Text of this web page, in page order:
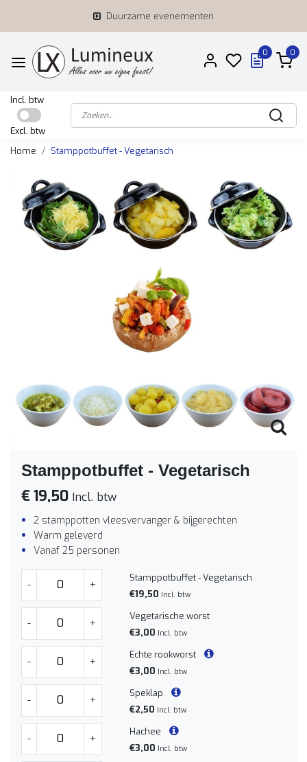
Duurzame evenementen
0 0
Incl. btw
Excl. btw
Home
Stamppotbuffet - Vegetarisch
Stamppotbuffet - Vegetarisch
€ 19,50 Incl. btw
2 stamppotten vleesvervanger & bijgerechten
Warm geleverd
Vanaf 25 personen
- +
Stamppotbuffet - Vegetarisch
€19,50 Incl. btw
- +
Vegetarische worst
€3,00 Incl. btw
- +
Echte rookworst
€3,00 Incl. btw
- +
Speklap
€2,50 Incl. btw
- +
Hachee
€3,00 Incl. btw